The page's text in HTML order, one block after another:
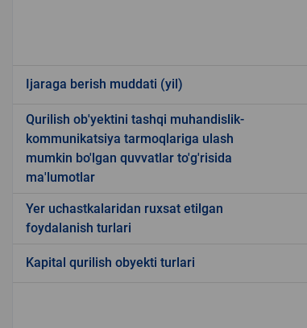
Ijaraga berish muddati (yil)
Qurilish ob'yektini tashqi muhandislik-
kommunikatsiya tarmoqlariga ulash
mumkin bo'lgan quvvatlar to'g'risida
ma'lumotlar
Yer uchastkalaridan ruxsat etilgan
foydalanish turlari
Kapital qurilish obyekti turlari